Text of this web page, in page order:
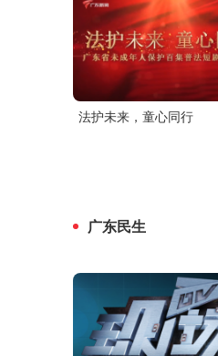
法护未来，童心同行
广东民生